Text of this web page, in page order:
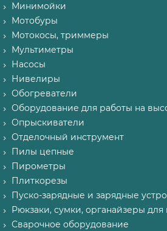
Минимойки
Мотобуры
Мотокосы, триммеры
Мультиметры
Насосы
Нивелиры
Обогреватели
Оборудование для работы на
Опрыскиватели
Отделочный инструмент
Пилы цепные
Пирометры
Плиткорезы
Пуско-зарядные и зарядные
Рюкзаки, сумки, органайзеры для
Сварочное оборудование